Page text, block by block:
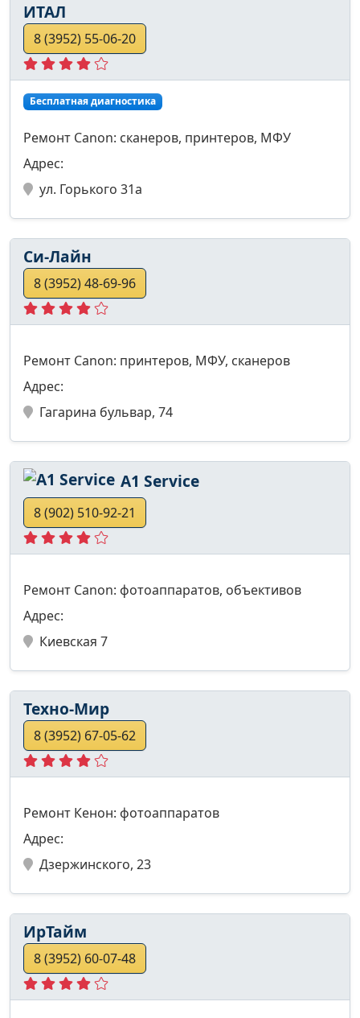
ИТАЛ
8 (3952) 55-06-20
Бесплатная диагностика
Ремонт Canon: сканеров, принтеров, МФУ
Адрес:
ул. Горького 31а
Си-Лайн
8 (3952) 48-69-96
Ремонт Canon: принтеров, МФУ, сканеров
Адрес:
Гагарина бульвар, 74
A1 Service
8 (902) 510-92-21
Ремонт Canon: фотоаппаратов, объективов
Адрес:
Киевская 7
Техно-Мир
8 (3952) 67-05-62
Ремонт Кенон: фотоаппаратов
Адрес:
Дзержинского, 23
ИрТайм
8 (3952) 60-07-48